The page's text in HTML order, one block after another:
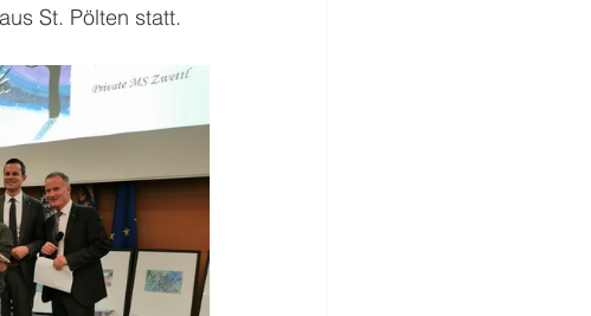
St. Pölten statt.